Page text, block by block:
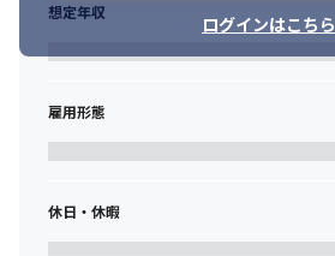
ログインはこちら
想定年収
雇用形態
休日・休暇